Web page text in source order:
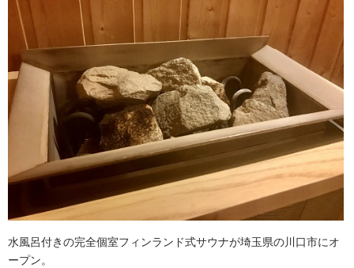
水風呂付きの完全個室フィンランド式サウナが埼玉県の川口市にオ
ープン。